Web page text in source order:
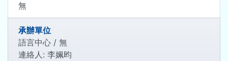
無
承辦單位
語言中心 / 無
連絡人: 李姵昀